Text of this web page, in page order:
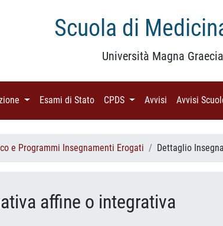
Scuola di
Università Magna
(current)Esami di Stato (current)
CPDS (current)
Avvisi (current)
Avvisi
e Programmi Insegnamenti Erogati Dettaglio
affine o integrativa